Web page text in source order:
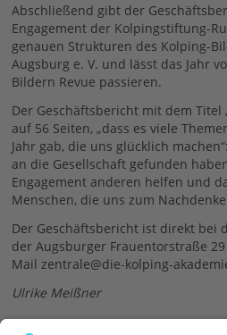
Abschließend gibt der
Engagement der Kolpingstiftung-
genauen Strukturen des Kolping-
Augsburg e. V. und lässt das Jahr
Bildern Revue passieren.
Der Geschäftsbericht mit dem Titel
auf 56 Seiten, „dass es viele
Jahr gab, die uns glücklich
an die Gesellschaft gefunden
Engagement anderen helfen und
Menschen, die uns zum
Der Geschäftsbericht ist direkt bei
der Augsburger Frauentorstraße 29
Mail zentrale@die-kolping-
Ulrike Meißner